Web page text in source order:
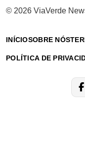
© 2026 ViaVerde
INÍCIOSOBRE NÓS
POLÍTICA DE